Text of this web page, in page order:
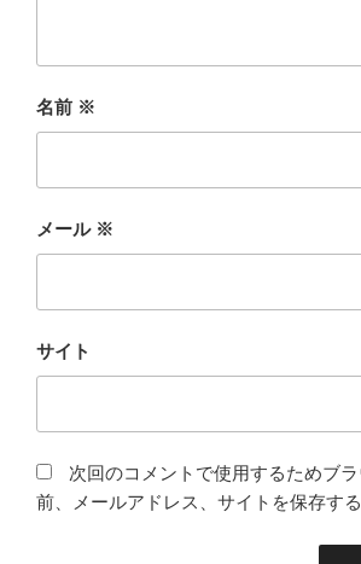
名前 ※
メール ※
サイト
次回のコメントで使用するためブ
前、メールアドレス、サイトを保存する